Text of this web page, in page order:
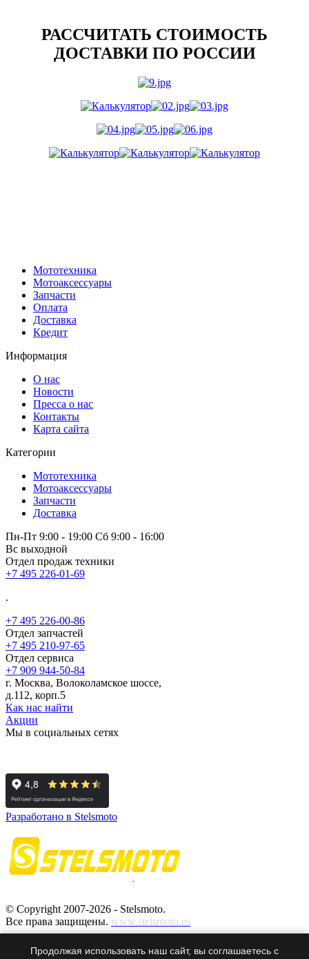
РАССЧИТАТЬ СТОИМОСТЬ
ДОСТАВКИ ПО РОССИИ
Мототехника
Мотоаксессуары
Запчасти
Оплата
Доставка
Кредит
Информация
О нас
Новости
Пресса о нас
Контакты
Карта сайта
Категории
Мототехника
Мотоаксессуары
Запчасти
Доставка
Пн-Пт 9:00 - 19:00 Сб 9:00 - 16:00
Вс выходной
Отдел продаж техники
+7 495 226-01-69
.
+7 495 226-00-86
Отдел запчастей
+7 495 210-97-65
Отдел сервиса
+7 909 944-50-84
г. Москва, Волоколамское шоссе,
д.112, корп.5
Как нас найти
Акции
Мы в социальных сетях
Разработано в Stelsmoto
© Copyright 2007-2026 - Stelsmoto.
Все права защищены. www.stelsmoto.ru
Информация, размещенная на сайте, не является публичной
Продолжая использовать наш сайт, вы соглашаетесь с